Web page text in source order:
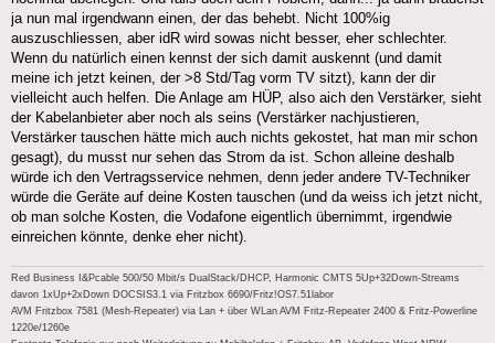
ja nun mal irgendwann einen, der das behebt. Nicht 100%ig
auszuschliessen, aber idR wird sowas nicht besser, eher schlechter.
Wenn du natürlich einen kennst der sich damit auskennt (und damit
meine ich jetzt keinen, der >8 Std/Tag vorm TV sitzt), kann der dir
vielleicht auch helfen. Die Anlage am HÜP, also aich den Verstärker, sieht
der Kabelanbieter aber noch als seins (Verstärker nachjustieren,
Verstärker tauschen hätte mich auch nichts gekostet, hat man mir schon
gesagt), du musst nur sehen das Strom da ist. Schon alleine deshalb
würde ich den Vertragsservice nehmen, denn jeder andere TV-Techniker
würde die Geräte auf deine Kosten tauschen (und da weiss ich jetzt nicht,
ob man solche Kosten, die Vodafone eigentlich übernimmt, irgendwie
einreichen könnte, denke eher nicht).
Red Business I&Pcable 500/50 Mbit/s DualStack/DHCP, Harmonic CMTS 5Up+32Down-Streams
davon 1xUp+2xDown DOCSIS3.1 via Fritzbox 6690/Fritz!OS7.51labor
AVM Fritzbox 7581 (Mesh-Repeater) via Lan + über WLan AVM Fritz-Repeater 2400 & Fritz-Powerline
1220e/1260e